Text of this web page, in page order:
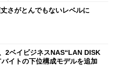
さがとんでもないレベルに
2ベイビジネスNAS“LAN DISK
イトの下位構成モデルを追加